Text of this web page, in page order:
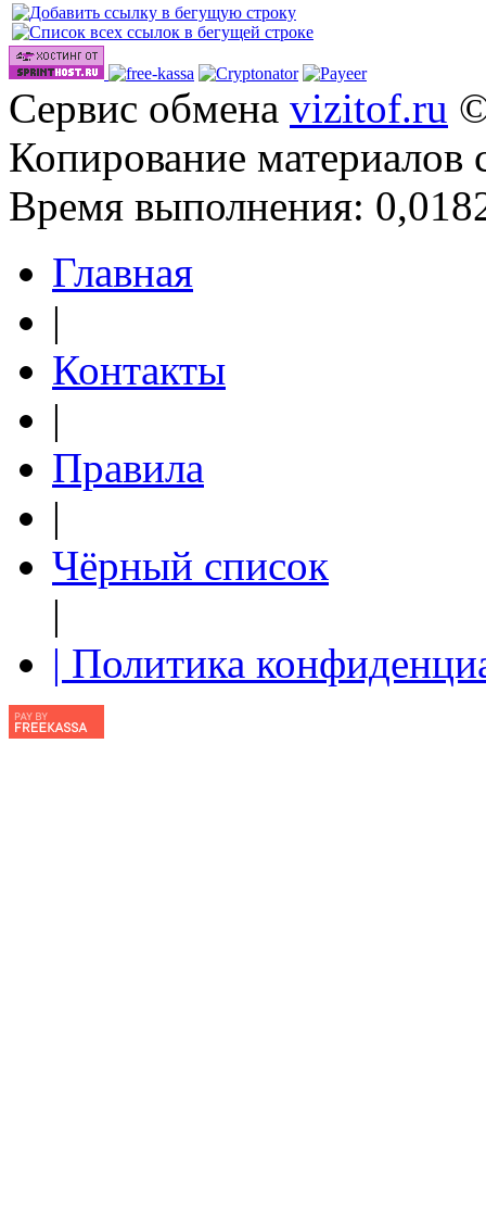
Сервис обмена vizitof.ru
Копирование материалов
Время выполнения:
Главная
|
Контакты
|
Правила
|
Чёрный список
|
| Политика